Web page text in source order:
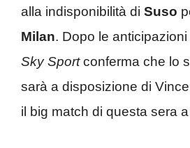
alla indisponibilità di Suso
Milan. Dopo le
Sky Sportconferma che lo
sarà a disposizione di
il big match di questa sera